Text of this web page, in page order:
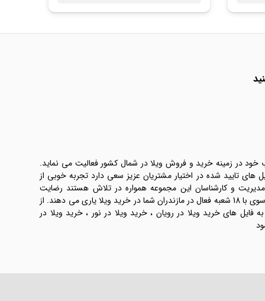
خود در زمینه خرید و فروش ویلا در شمال کشور فعالیت می نماید.
های تایید شده در اختیار مشتریان عزیز سعی دارد تجربه خوبی از
و کارشناسان این مجموعه همواره در تلاش هستند رضایت
طرفین معامله ها را تامین کنند. املاک موسوی با 18 شعبه فعال در مازندران شما در خرید ویلا یاری می دهند. از
های خرید ویلا در رویان ، خرید ویلا در نور ، خرید ویلا در